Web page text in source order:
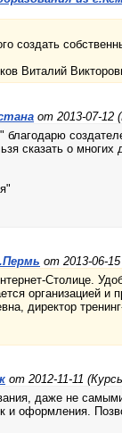
создать
Виталий
от 2013-07-12
сказать о многих
от 2013-06-
Столице.
организацией и
директор
от 2012-11-11
даже не
и оформления.